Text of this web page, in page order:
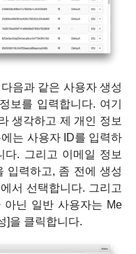
음과 같은 사용자 생성
보를 입력합니다. 여기
생각하고 제 개인 정보
는 사용자 ID를 입력하
다. 그리고 이메일 정보
입력하고, 좀 전에 생성
서 선택합니다. 그리고
아닌 일반 사용자는 Me
]을 클릭합니다.